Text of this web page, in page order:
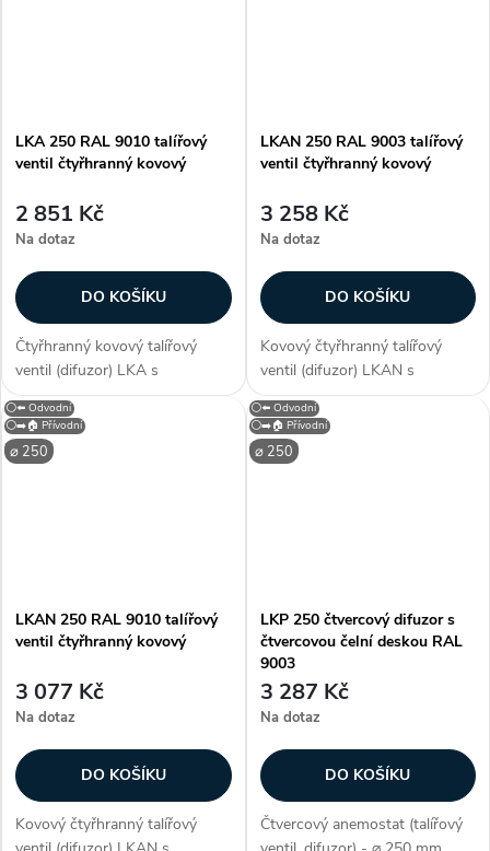
LKA 250 RAL 9010 talířový
ventil čtyřhranný kovový
2 851 Kč
Na dotaz
DO KOŠÍKU
Čtyřhranný kovový talířový
ventil (difuzor) LKA s
průměrem připojení 250 mm. S
neperforovaným čelním
panelem je určen pro přívod a
odvod vzduchu. Kruhový
LKAN 250 RAL 9003 talířový
ventil čtyřhranný kovový
3 258 Kč
Na dotaz
DO KOŠÍKU
Kovový čtyřhranný talířový
ventil (difuzor) LKAN s
průměrem připojení 250 mm. S
neperforovaným čelním
panelem je určen...
⌀ 250
⚪⬅️ Odvodní
⚪➡️🏠 Přívodní
LKAN 250 RAL 9010 talířový
ventil čtyřhranný kovový
3 077 Kč
Na dotaz
DO KOŠÍKU
Kovový čtyřhranný talířový
⌀ 250
⚪⬅️ Odvodní
⚪➡️🏠 Přívodní
LKP 250 čtvercový difuzor s
čtvercovou čelní deskou RAL
9003
3 287 Kč
Na dotaz
DO KOŠÍKU
Čtvercový anemostat (talířový